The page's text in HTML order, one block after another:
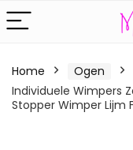
Home Ogen
Individuele Wimpers
Stopper Wimper Lijm